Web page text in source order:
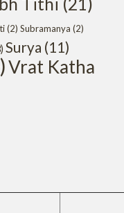
(2) Subramanya (2)
Surya (11)
Vrat Katha